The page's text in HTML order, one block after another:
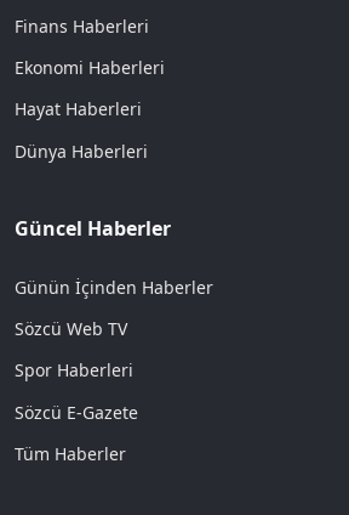
Finans Haberleri
Ekonomi Haberleri
Hayat Haberleri
Dünya Haberleri
Güncel Haberler
Günün İçinden Haberler
Sözcü Web TV
Spor Haberleri
Sözcü E-Gazete
Tüm Haberler